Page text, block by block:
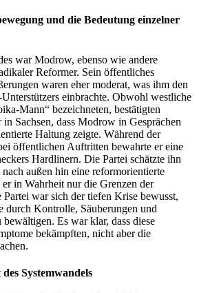
und die Bedeutung einzelner
war Modrow, ebenso wie andere
Reformer. Sein öffentliches
waren eher moderat, was ihm den
einbrachte. Obwohl westliche
Mann“ bezeichneten, bestätigten
Sachsen, dass Modrow in Gesprächen
Haltung zeigte. Während der
öffentlichen Auftritten bewahrte er eine
Hardlinern. Die Partei schätzte ihn
außen hin eine reformorientierte
in Wahrheit nur die Grenzen der
war sich der tiefen Krise bewusst,
durch Kontrolle, Säuberungen und
Es war klar, dass diese
bekämpften, nicht aber die
Systemwandels